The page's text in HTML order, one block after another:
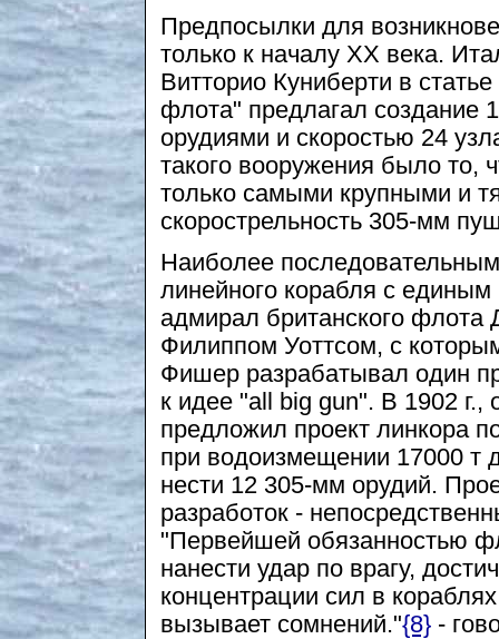
Предпосылки для
только к началу XX века.
Витторио Куниберти в
флота" предлагал создание
орудиями и скоростью 24
такого вооружения было то,
только самыми крупными и
скорострельность 305-мм
Наиболее
линейного корабля с
адмирал британского
Филиппом Уоттсом, с
Фишер разрабатывал один
к идее "all big gun". В 1902
предложил проект линкора
при водоизмещении 17000 т
нести 12 305-мм орудий.
разработок -
"Первейшей обязанностью
нанести удар по врагу,
концентрации сил в
вызывает сомнений."{8} -